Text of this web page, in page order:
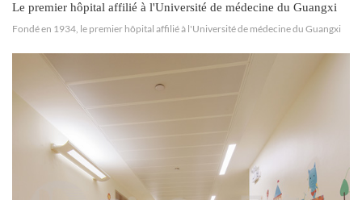
Le premier hôpital affilié à l'Université de médecine du Guangxi
Fondé en 1934, le premier hôpital affilié à l'Université de médecine du Guangxi